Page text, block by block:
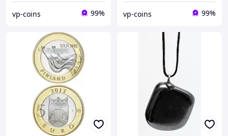
vp-coins 99% vp-coins 99%